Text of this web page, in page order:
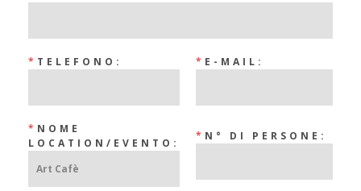
* TELEFONO: * E-MAIL:
* NOME
LOCATION/EVENTO:
* N° DI PERSONE: